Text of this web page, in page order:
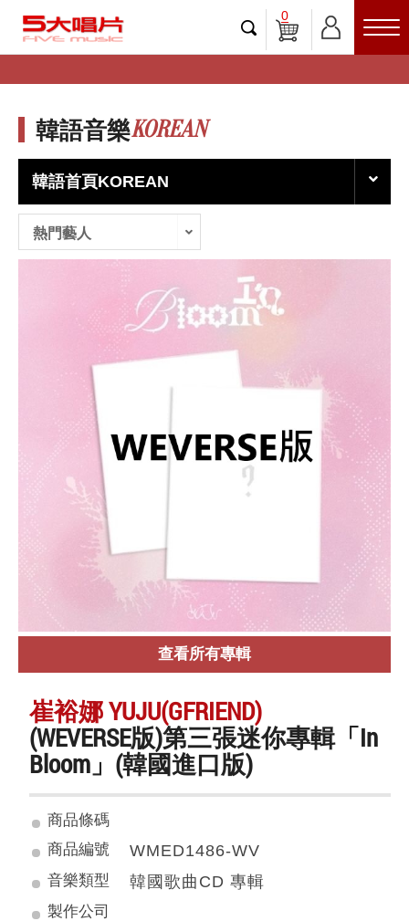
0
韓語音樂KOREAN
韓語首頁KOREAN
熱門藝人
查看所有專輯
崔裕娜 YUJU(GFRIEND)
(WEVERSE版)第三張迷你專輯「In
Bloom」(韓國進口版)
商品條碼
商品編號
WMED1486-WV
音樂類型 韓國歌曲CD 專輯
製作公司